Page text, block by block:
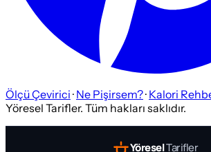
Ölçü Çevirici · Ne Pişirsem?· Kalori
Yöresel Tarifler. Tüm hakları saklıdır.
YöreselTarifler